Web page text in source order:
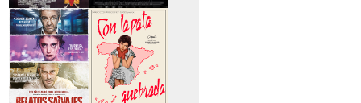
>Entre tinieblas >El Clan